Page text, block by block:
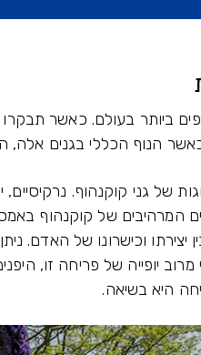
ביותר בעולם. כאשר תבקרו
הנוף הכללי בגנים אלה,
של גני קוקנהוף. נרקיסיים,
המרהיבים של קוקנהוף
יצירתו וכישרונו של האדם.
יופייה של פריחה זו,
היא בשיאה.